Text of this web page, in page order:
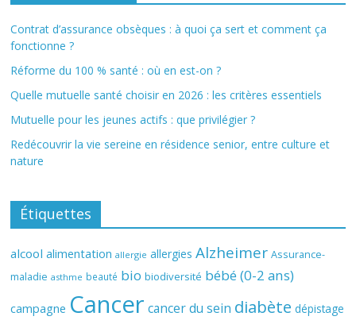
Contrat d’assurance obsèques : à quoi ça sert et comment ça
fonctionne ?
Réforme du 100 % santé : où en est-on ?
Quelle mutuelle santé choisir en 2026 : les critères essentiels
Mutuelle pour les jeunes actifs : que privilégier ?
Redécouvrir la vie sereine en résidence senior, entre culture et
nature
Étiquettes
alcool alimentation allergie allergies Alzheimer Assurance-
maladie asthme beauté bio biodiversité bébé (0-2 ans)
campagne Cancer cancer du sein diabète dépistage